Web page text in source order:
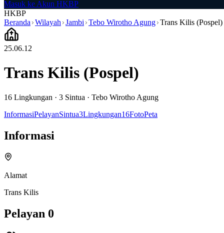
Masuk ke Akun HKBP
HKBP
Beranda Wilayah Jambi Tebo Wirotho Agung Trans Kilis (Pospel)
25.06.12
Trans Kilis (Pospel)
16 Lingkungan · 3 Sintua · Tebo Wirotho Agung
InformasiPelayanSintua3Lingkungan16FotoPeta
Informasi
Alamat
Trans Kilis
Pelayan 0